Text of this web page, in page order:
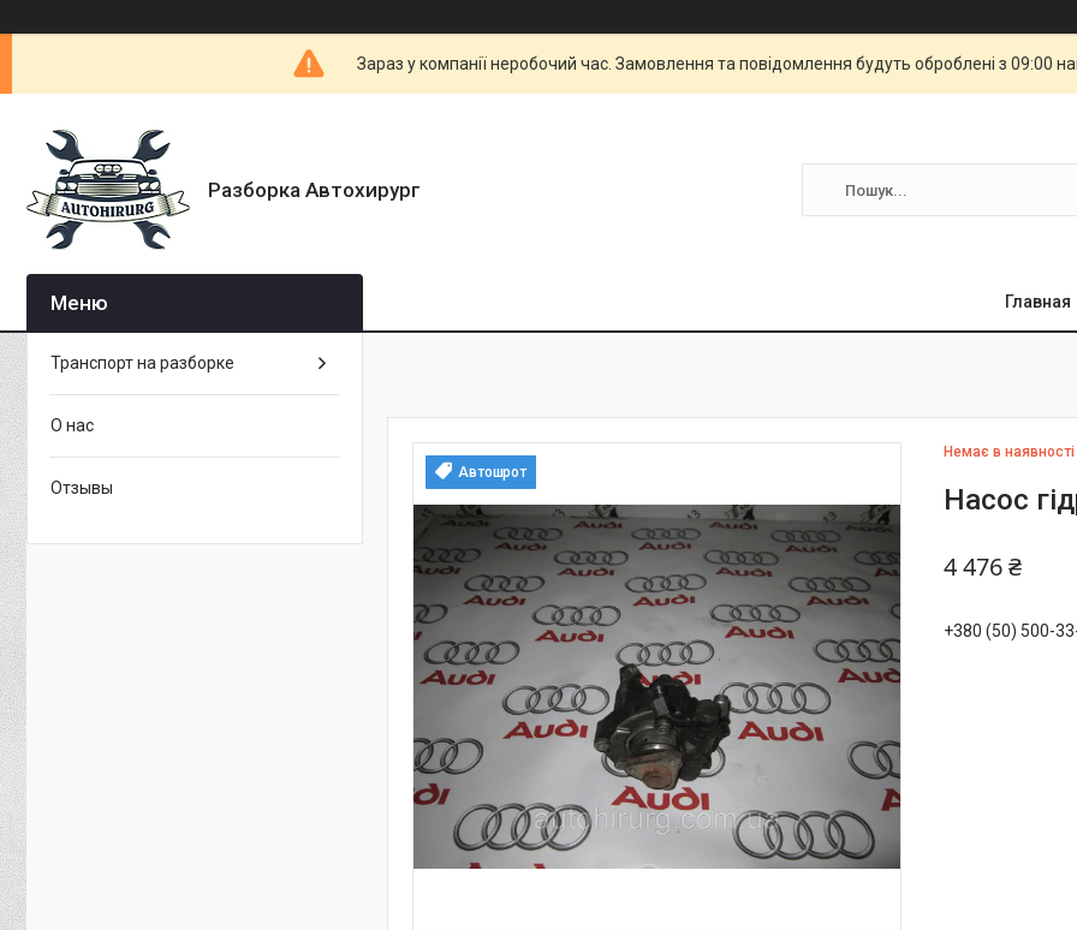
Зараз у компанії неробочий час. Замовлення та повідомлення будуть оброблені з 09:00
Разборка Автохирург
Главная
Автошрот
Немає в наявності
Насос
4 476 ₴
+380 (50) 500-
Транспорт на разборке
О нас
Отзывы